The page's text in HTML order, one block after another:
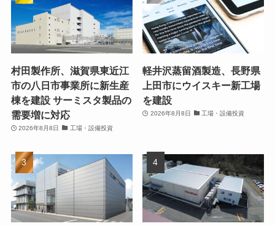
村田製作所、滋賀県東近江
市の八日市事業所に新生産
棟を建設 サーミスタ製品の
需要増に対応
2026年8月8日 工場・設備投資
軽井沢蒸留酒製造、長野県
上田市にウイスキー新工場
を建設
2026年8月8日 工場・設備投資